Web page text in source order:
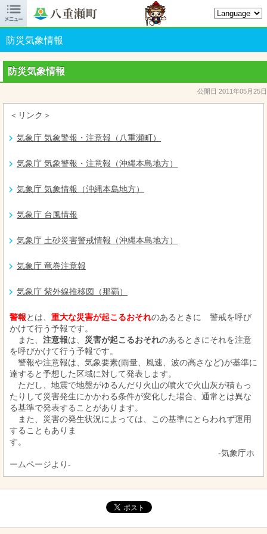
 八重瀬町オフィシャルサイト
防災気象情報
防災気象情報
公開日 2011年05月25日
＜リンク＞
気象庁 気象警報・注意報（八重瀬町）
気象庁 気象警報・注意報（沖縄本島地方）
気象庁 気象情報（沖縄本島地方）
気象庁 台風情報
気象庁 土砂災害警戒情報（沖縄本島地方）
気象庁 竜巻注意報
気象庁 紫外線推移図（那覇）
警報 とは、 重大な災害が起こるおそれのあるときに 警戒を呼び
かけて行う予報です。
また、 注意報は、 災害が起こるおそれのあるときにそれを注意
を呼びかけて行う予報です。
警報や注意報は、気象要素(雨量、風速、波の高さなど)が基準に
達すると予想した区域に対して発表します。
ただし、地震で地盤がゆるんだり火山の噴火で火山灰が積もっ
たりして災害発生にかかわる条件が変化した場合、通常とは異な
る基準で発表することがあります。
また、災害の発生状況によっては、この基準にとらわれず運用
することもありま
す。
‐気象庁ホ
ームページより‐